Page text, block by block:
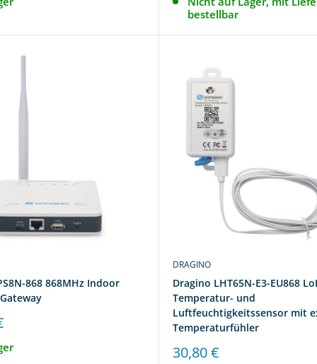
bestellbar
868 868MHz Indoor
DRAGINO
Dragino LHT65N-E3-EU868
Temperatur- und
Luftfeuchtigkeitssensor mit
Temperaturfühler
Sonderpreis
30,80 €